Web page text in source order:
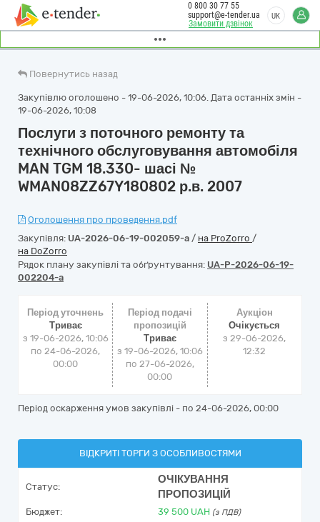
Замовити дзвінок
0 800 30 77 55
support@e-tender.ua
UK
Повернутись назад
Закупівлю оголошено - 19-06-2026, 10:06. Дата останніх змін -
19-06-2026, 10:08
Послуги з поточного ремонту та
технічного обслуговування автомобіля
MAN TGM 18.330- шасі №
WMAN08ZZ67Y180802 р.в. 2007
Оголошення про проведення.pdf
Закупівля: UA-2026-06-19-002059-a / на ProZorro /
на DoZorro
Рядок плану закупівлі та обґрунтування: UA-P-2026-06-19-
002204-a
Період уточнень
Триває
з 19-06-2026, 10:06
по 24-06-2026,
00:00
Період подачі
пропозицій
Триває
з 19-06-2026, 10:06
по 27-06-2026,
00:00
Аукціон
Очікується
з29-06-2026,
12:32
Період оскарження умов закупівлі - по 24-06-2026, 00:00
ВІДКРИТІ ТОРГИ З ОСОБЛИВОСТЯМИ
Статус:
ОЧІКУВАННЯ
ПРОПОЗИЦІЙ
Бюджет: 39 500 UAH (з ПДВ)